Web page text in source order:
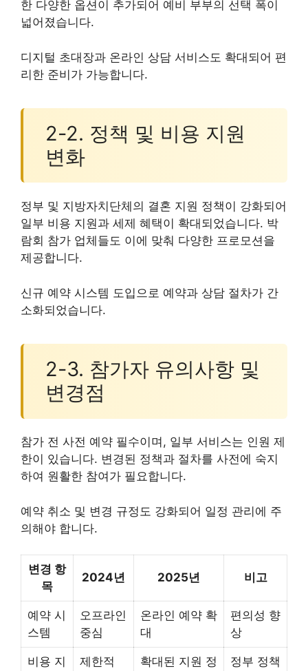
한 다양한 옵션이 추가되어 예비 부부의 선택 폭이
넓어졌습니다.
디지털 초대장과 온라인 상담 서비스도 확대되어 편
리한 준비가 가능합니다.
2-2. 정책 및 비용 지원
변화
정부 및 지방자치단체의 결혼 지원 정책이 강화되어
일부 비용 지원과 세제 혜택이 확대되었습니다. 박
람회 참가 업체들도 이에 맞춰 다양한 프로모션을
제공합니다.
신규 예약 시스템 도입으로 예약과 상담 절차가 간
소화되었습니다.
2-3. 참가자 유의사항 및
변경점
참가 전 사전 예약 필수이며, 일부 서비스는 인원 제
한이 있습니다. 변경된 정책과 절차를 사전에 숙지
하여 원활한 참여가 필요합니다.
예약 취소 및 변경 규정도 강화되어 일정 관리에 주
의해야 합니다.
변경 항
목
2024년 2025년 비고
예약 시
스템
오프라인
중심
온라인 예약 확
대
편의성 향
상
비용 지
제한적
확대된 지원 정
정부 정책